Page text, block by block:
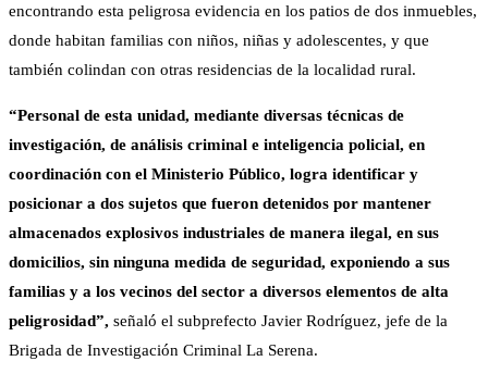
encontrando esta peligrosa evidencia en los patios de dos inmuebles,
donde habitan familias con niños, niñas y adolescentes, y que
también colindan con otras residencias de la localidad rural.
“Personal de esta unidad, mediante diversas técnicas de
investigación, de análisis criminal e inteligencia policial, en
coordinación con el Ministerio Público, logra identificar y
posicionar a dos sujetos que fueron detenidos por mantener
almacenados explosivos industriales de manera ilegal, en sus
domicilios, sin ninguna medida de seguridad, exponiendo a sus
familias y a los vecinos del sector a diversos elementos de alta
peligrosidad”, señaló el subprefecto Javier Rodríguez, jefe de la
Brigada de Investigación Criminal La Serena.